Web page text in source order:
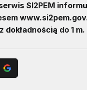
SI2PEM
do 1 m.